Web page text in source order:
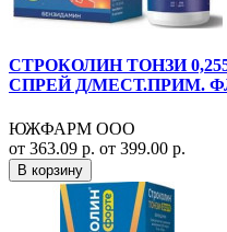
СТРОКОЛИН ТОНЗИ
СПРЕЙ Д/МЕСТ.ПРИМ.
ЮЖФАРМ ООО
от 363.09 р. от 399.00 р.
В корзину